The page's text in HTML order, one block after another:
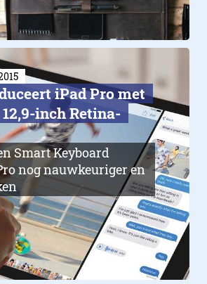
iPad Pro met
inch Retina-
Smart Keyboard
nog nauwkeuriger en